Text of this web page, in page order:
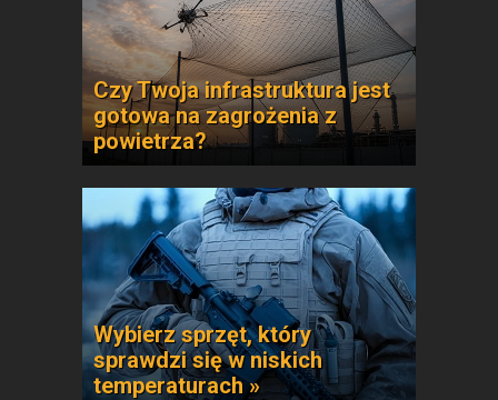
Czy Twoja infrastruktura jest
gotowa na zagrożenia z
powietrza?
Wybierz sprzęt, który
sprawdzi się w niskich
temperaturach »